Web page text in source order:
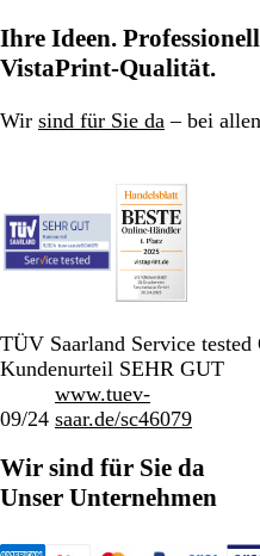
Ihre Ideen.
VistaPrint-Qualität.
Wir sind für Sie da – bei
TÜV Saarland Service
Kundenurteil SEHR GUT
09/24
www.tuev-
saar.de/sc46079
Wir sind für Sie da
Unser Unternehmen